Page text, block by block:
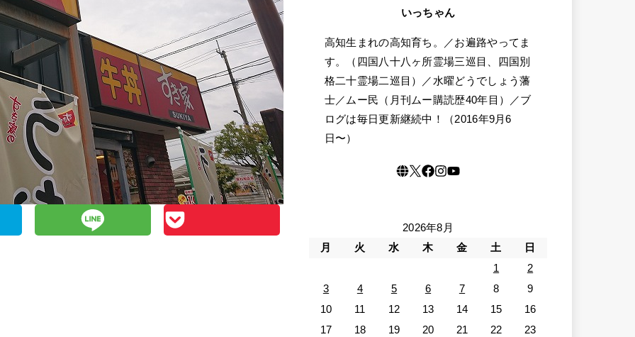
いっちゃん
高知生まれの高知育ち。／お遍路やってま
す。（四国八十八ヶ所霊場三巡目、四国別
格二十霊場二巡目）／水曜どうでしょう藩
士／ムー民（月刊ムー購読歴40年目）／ブ
ログは毎日更新継続中！（2016年9月6
日〜）
2026年8月
月
火 水 木 金 土
日
1
2
3
4 5 6 7 8
9
10
11 12 13 14 15
16
17
18 19 20 21 22
23